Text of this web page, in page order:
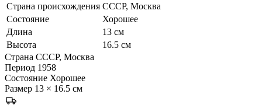
Страна происхождения СССР, Москва
Состояние
Хорошее
Длина
13 см
Высота
16.5 см
Страна СССР, Москва
Период 1958
Состояние Хорошее
Размер 13 × 16.5 см